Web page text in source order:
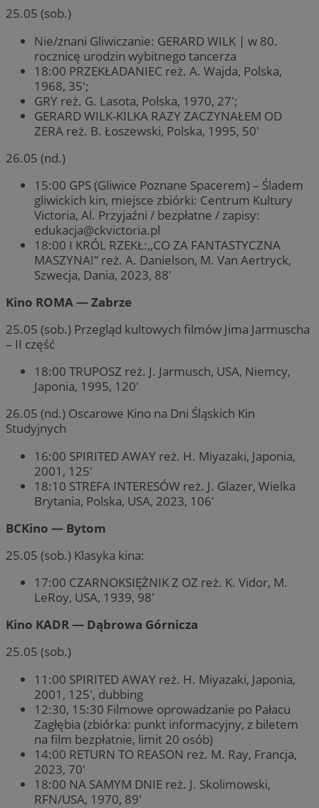
25.05 (sob.)
Nie/znani Gliwiczanie: GERARD WILK | w 80.
rocznicę urodzin wybitnego tancerza
18:00 PRZEKŁADANIEC reż. A. Wajda, Polska,
1968, 35′;
GRY reż. G. Lasota, Polska, 1970, 27′;
GERARD WILK-KILKA RAZY ZACZYNAŁEM OD
ZERA reż. B. Łoszewski, Polska, 1995, 50′
26.05 (nd.)
15:00 GPS (Gliwice Poznane Spacerem) – Śladem
gliwickich kin, miejsce zbiórki: Centrum Kultury
Victoria, Al. Przyjaźni / bezpłatne / zapisy:
edukacja@ckvictoria.pl
18:00 I KRÓL RZEKŁ:,,CO ZA FANTASTYCZNA
MASZYNA!” reż. A. Danielson, M. Van Aertryck,
Szwecja, Dania, 2023, 88′
Kino ROMA — Zabrze
25.05 (sob.) Przegląd kultowych filmów Jima Jarmuscha
– II część
18:00 TRUPOSZ reż. J. Jarmusch, USA, Niemcy,
Japonia, 1995, 120′
26.05 (nd.) Oscarowe Kino na Dni Śląskich Kin
Studyjnych
16:00 SPIRITED AWAY reż. H. Miyazaki, Japonia,
2001, 125′
18:10 STREFA INTERESÓW reż. J. Glazer, Wielka
Brytania, Polska, USA, 2023, 106′
BCKino — Bytom
25.05 (sob.) Klasyka kina:
17:00 CZARNOKSIĘŻNIK Z OZ reż. K. Vidor, M.
LeRoy, USA, 1939, 98′
Kino KADR — Dąbrowa Górnicza
25.05 (sob.)
11:00 SPIRITED AWAY reż. H. Miyazaki, Japonia,
2001, 125′, dubbing
12:30, 15:30 Filmowe oprowadzanie po Pałacu
Zagłębia (zbiórka: punkt informacyjny, z biletem
na film bezpłatnie, limit 20 osób)
14:00 RETURN TO REASON reż. M. Ray, Francja,
2023, 70′
18:00 NA SAMYM DNIE reż. J. Skolimowski,
RFN/USA, 1970, 89′